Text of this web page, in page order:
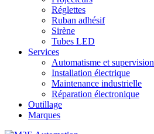
Réglettes
Ruban adhésif
Sirène
Tubes LED
Services
Automatisme et supervision
Installation électrique
Maintenance industrielle
Réparation électronique
Outillage
Marques